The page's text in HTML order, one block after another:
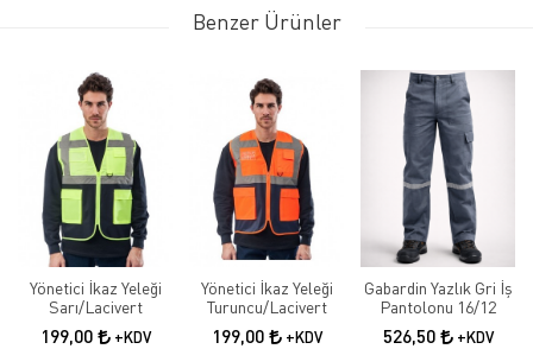
Benzer Ürünler
Yönetici İkaz Yeleği
Sarı/Lacivert
199,00 +KDV
Yönetici İkaz Yeleği
Turuncu/Lacivert
199,00 +KDV
Gabardin Yazlık Gri İş
Pantolonu 16/12
526,50 +KDV